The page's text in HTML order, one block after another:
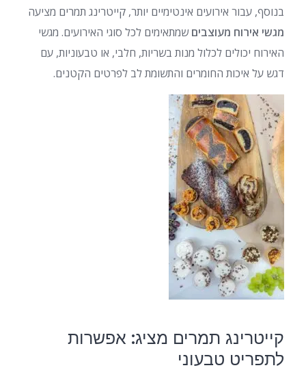
בנוסף, עבור אירועים אינטימיים יותר, קייטרינג תמרים מציעה
מגשי אירוח מעוצבים שמתאימים לכל סוגי האירועים. מגשי
האירוח יכולים לכלול מנות בשריות, חלבי, או טבעוניות, עם
דגש על איכות החומרים והתשומת לב לפרטים הקטנים.
קייטרינג תמרים מציג: אפשרות
לתפריט טבעוני